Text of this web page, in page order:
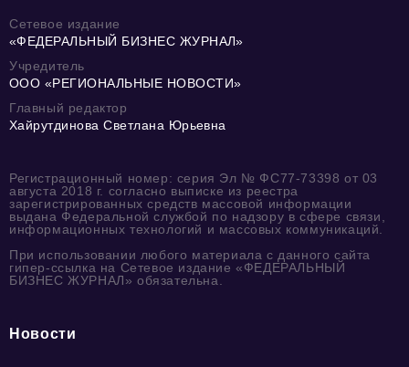
Сетевое издание
«ФЕДЕРАЛЬНЫЙ БИЗНЕС ЖУРНАЛ»
Учредитель
ООО «РЕГИОНАЛЬНЫЕ НОВОСТИ»
Главный редактор
Хайрутдинова Светлана Юрьевна
Регистрационный номер: серия Эл № ФС77-73398 от 03
августа 2018 г. согласно выписке из реестра
зарегистрированных средств массовой информации
выдана Федеральной службой по надзору в сфере связи,
информационных технологий и массовых коммуникаций.
При использовании любого материала с данного сайта
гипер-ссылка на Сетевое издание «ФЕДЕРАЛЬНЫЙ
БИЗНЕС ЖУРНАЛ» обязательна.
Новости